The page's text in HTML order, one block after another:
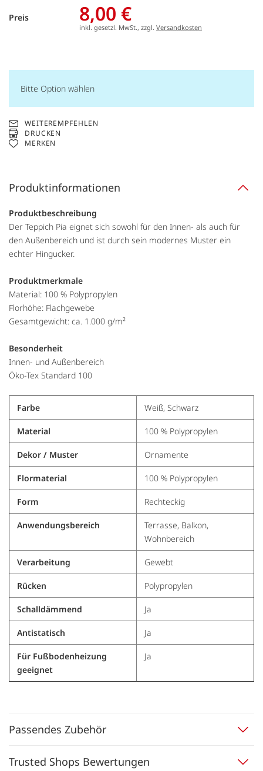
Preis 8,00 €
inkl. gesetzl. MwSt., zzgl. Versandkosten
Bitte Option wählen
WEITEREMPFEHLEN
DRUCKEN
MERKEN
Produktinformationen
Produktbeschreibung
Der Teppich Pia eignet sich sowohl für den Innen- als auch für
den Außenbereich und ist durch sein modernes Muster ein
echter Hingucker.
Produktmerkmale
Material: 100 % Polypropylen
Florhöhe: Flachgewebe
Gesamtgewicht: ca. 1.000 g/m²
Besonderheit
Innen- und Außenbereich
Öko-Tex Standard 100
Farbe Weiß, Schwarz
Material 100 % Polypropylen
Dekor / Muster Ornamente
Flormaterial 100 % Polypropylen
Form Rechteckig
Anwendungsbereich
Terrasse, Balkon,
Wohnbereich
Verarbeitung Gewebt
Rücken Polypropylen
Schalldämmend Ja
Antistatisch Ja
Für Fußbodenheizung
geeignet
Ja
Passendes Zubehör
Trusted Shops Bewertungen